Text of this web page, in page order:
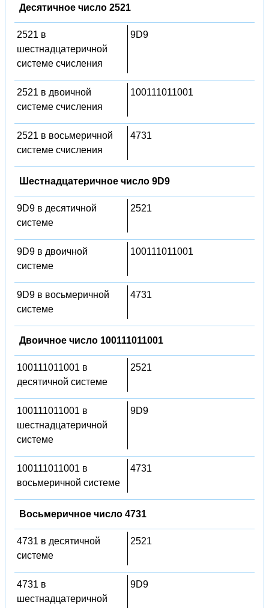
Десятичное число 2521
2521 в
шестнадцатеричной
системе счисления
9D9
2521 в двоичной
системе счисления
100111011001
2521 в восьмеричной
системе счисления
4731
Шестнадцатеричное число 9D9
9D9 в десятичной
системе
2521
9D9 в двоичной
системе
100111011001
9D9 в восьмеричной
системе
4731
Двоичное число 100111011001
100111011001 в
десятичной системе
2521
100111011001 в
шестнадцатеричной
системе
9D9
100111011001 в
восьмеричной системе
4731
Восьмеричное число 4731
4731 в десятичной
системе
2521
4731 в
шестнадцатеричной
9D9